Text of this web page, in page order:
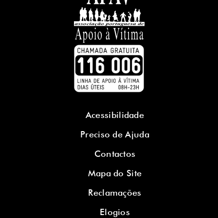
Acessibilidade
Preciso de Ajuda
Contactos
Mapa do Site
Reclamações
Elogios